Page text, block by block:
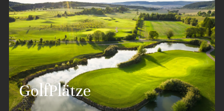
GolfPlätze